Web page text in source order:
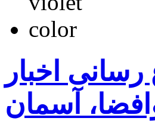
اخبار
آسمان